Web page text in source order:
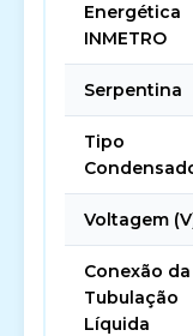
Energética
INMETRO
Serpentina
Tipo
Voltagem
Conexão da
Tubulação
Líquida